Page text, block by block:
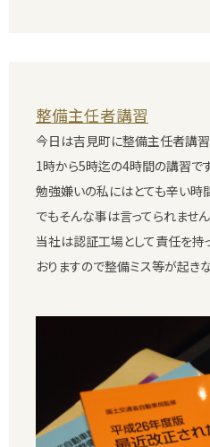
整備主任者講習
今日は吉見町に整備主任者講習
1時から5時迄の4時間の講習で
勉強嫌いの私にはとても辛い時
でもそんな事は言ってられません
当社は認証工場として責任を持
おりますので整備ミス等が起き